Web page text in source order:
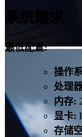
系统需求
最低配置:
操作
处理
内存:
显卡:
存储